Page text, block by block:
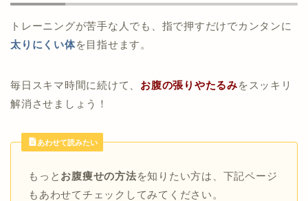
トレーニングが苦手な人でも、指で押すだけでカンタンに
太りにくい体を目指せます。
毎日スキマ時間に続けて、 お腹の張りやたるみをスッキリ
解消させましょう！
あわせて読みたい
もっと お腹痩せの方法を知りたい方は、下記ページ
もあわせてチェックしてみてください。